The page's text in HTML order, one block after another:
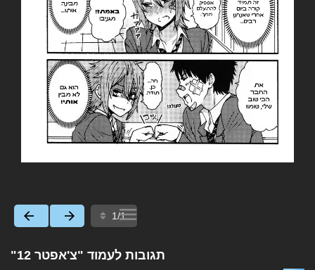
תגובות לעמוד "צ'אפטר 12"